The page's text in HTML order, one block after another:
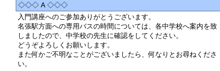
◇◇◇ A ◇◇◇
入門講座へのご参加ありがとうございます。
名張駅方面への専用バスの時間については、各中学校へ案内を致
しましたので、中学校の先生に確認をしてください。
どうぞよろしくお願いします。
また何かご不明なことがございましたら、何なりとお尋ねくださ
い。